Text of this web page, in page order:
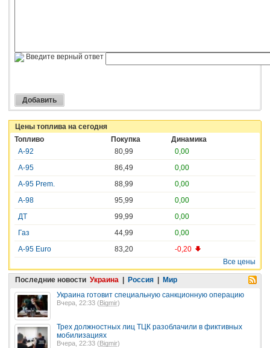
Введите верный ответ
Цены топлива на сегодня
Топливо
Покупка
Динамика
А-92
80,99
0,00
А-95
86,49
0,00
А-95 Prem.
88,99
0,00
А-98
95,99
0,00
ДТ
99,99
0,00
Газ
44,99
0,00
A-95 Euro
83,20
-0,20
Все цены
Последние новости Украина | Россия | Мир
Украина готовит специальную санкционную операцию
Вчера, 22:33 (Bigmir)
Трех должностных лиц ТЦК разоблачили в фиктивных
мобилизациях
Вчера, 22:33 (Bigmir)